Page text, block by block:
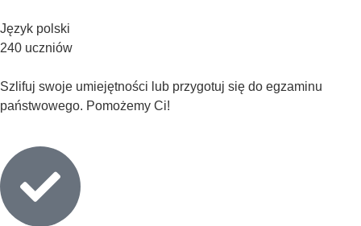
Język polski
240 uczniów
Szlifuj swoje umiejętności lub przygotuj się do egzaminu
państwowego. Pomożemy Ci!